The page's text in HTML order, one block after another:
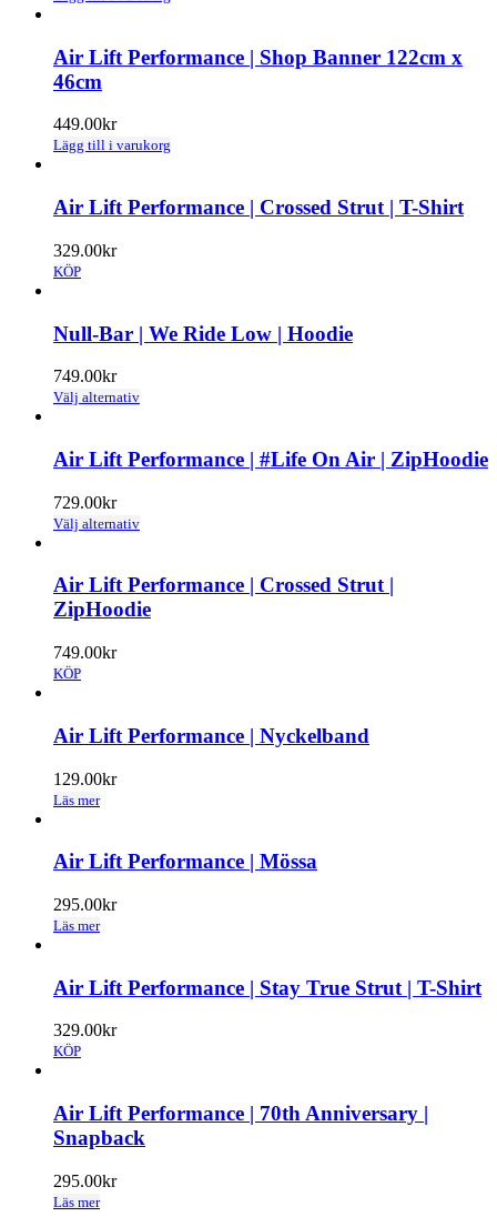
Air Lift Performance | Shop Banner 122cm x
46cm
449.00kr
Lägg till i varukorg
Air Lift Performance | Crossed Strut | T-Shirt
329.00kr
KÖP
Null-Bar | We Ride Low | Hoodie
749.00kr
Välj alternativDen
har
flera
olika
kan
väljas
på
Air Lift Performance | #Life On Air | ZipHoodie
729.00kr
Välj alternativDen
har
flera
varianter.
på
Air Lift Performance | Crossed Strut |
ZipHoodie
749.00kr
KÖP
Air Lift Performance | Nyckelband
129.00kr
Läs mer
Air Lift Performance | Mössa
295.00kr
Läs mer
Air Lift Performance | Stay True Strut | T-Shirt
329.00kr
KÖP
Air Lift Performance | 70th Anniversary |
Snapback
295.00kr
Läs mer